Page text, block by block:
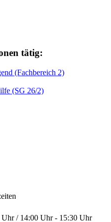
tätig:
(Fachbereich 2)
(SG 26/2)
/ 14:00 Uhr - 15:30 Uhr